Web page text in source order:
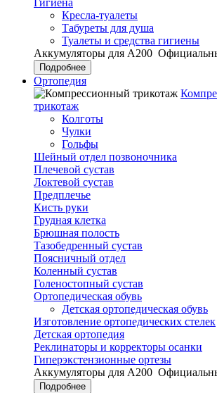
Гигиена
Кресла-туалеты
Табуреты для душа
Туалеты и средства гигиены
Аккумуляторы для А200
Подробнее
Ортопедия
трикотаж
Колготы
Чулки
Гольфы
Шейный отдел позвоночника
Плечевой сустав
Локтевой сустав
Предплечье
Кисть руки
Грудная клетка
Брюшная полость
Тазобедренный сустав
Поясничный отдел
Коленный сустав
Голеностопный сустав
Ортопедическая обувь
Детская ортопедическая обувь
Изготовление ортопедических стелек
Детская ортопедия
Реклинаторы и корректоры осанки
Гиперэкстензионные ортезы
Аккумуляторы для А200
Подробнее